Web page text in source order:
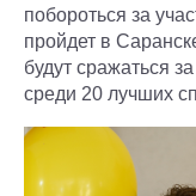
побороться за
пройдет в
будут сражаться
среди 20 лучших